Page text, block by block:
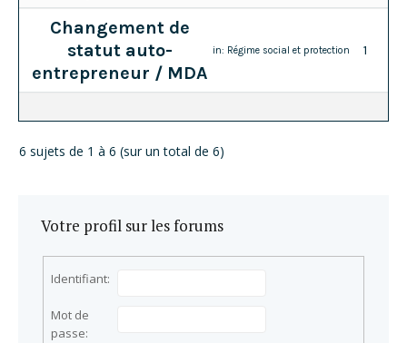
Changement de
statut auto-
entrepreneur / MDA
in: Régime social et protection 1
6 sujets de 1 à 6 (sur un total de 6)
Votre profil sur les forums
Identifiant:
Mot de
passe: